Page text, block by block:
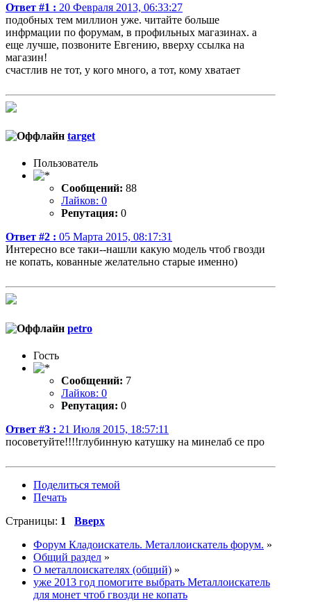
Ответ #1 : 20 Февраля 2013, 06:33:27
подобных тем миллион уже. читайте больше
инфрмации по форумам, в профильных магазинах. а
еще лучше, позвоните Евгению, вверху ссылка на
магазин!
счастлив не тот, у кого много, а тот, кому хватает
target
Пользователь
Сообщений: 88
Лайков: 0
Репутация: 0
Ответ #2 : 05 Марта 2015, 08:17:31
Интересно все таки--нашли какую модель чтоб гвозди
не копать, кованные желательно старые именно)
petro
Гость
Сообщений: 7
Лайков: 0
Репутация: 0
Ответ #3 : 21 Июля 2015, 18:57:11
посоветуйте!!!!глубинную катушку на минелаб се про
Поделиться темой
Печать
Страницы: 1
Вверх
Форум Кладоискатель. Металлоискатель форум. »
Общий раздел »
О металлоискателях (общий) »
уже 2013 год помогите выбрать Металлоискатель
для монет чтоб гвозди не копать